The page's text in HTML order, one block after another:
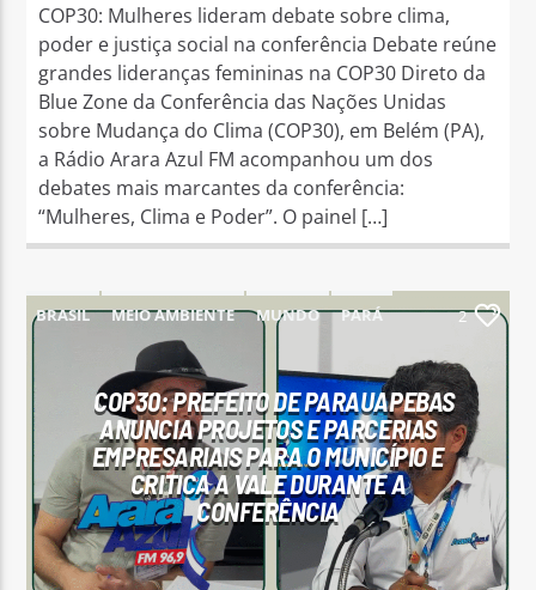
COP30: Mulheres lideram debate sobre clima,
poder e justiça social na conferência Debate reúne
grandes lideranças femininas na COP30 Direto da
Blue Zone da Conferência das Nações Unidas
sobre Mudança do Clima (COP30), em Belém (PA),
a Rádio Arara Azul FM acompanhou um dos
debates mais marcantes da conferência:
“Mulheres, Clima e Poder”. O painel […]
BRASIL MEIO AMBIENTE MUNDO
PARÁ
PARAUAPEBAS
2
COP30: PREFEITO DE PARAUAPEBAS
ANUNCIA PROJETOS E PARCERIAS
EMPRESARIAIS PARA O MUNICÍPIO E
CRITICA A VALE DURANTE A
CONFERÊNCIA